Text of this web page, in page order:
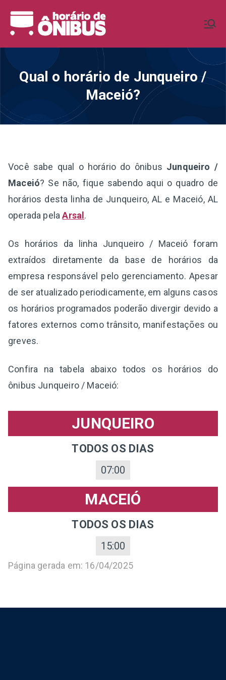
para
Ônibus BR
Horários de Ônibus de todo o
Qual o horário de Junqueiro /
Maceió?
Você sabe qual o horário do ônibus Junqueiro /
Maceió? Se não, fique sabendo aqui o quadro de
horários desta linha de Junqueiro, AL e Maceió, AL
operada pelaArsal.
Os horários da linha Junqueiro / Maceió foram
extraídos diretamente da base de horários da
empresa responsável pelo gerenciamento. Apesar
de ser atualizado periodicamente, em alguns casos
os horários programados poderão divergir devido a
fatores externos como trânsito, manifestações ou
greves.
Confira na tabela abaixo todos os horários do
ônibus Junqueiro / Maceió:
JUNQUEIRO
TODOS OS DIAS
07:00
MACEIÓ
TODOS OS DIAS
15:00
Página gerada em: 16/04/2025